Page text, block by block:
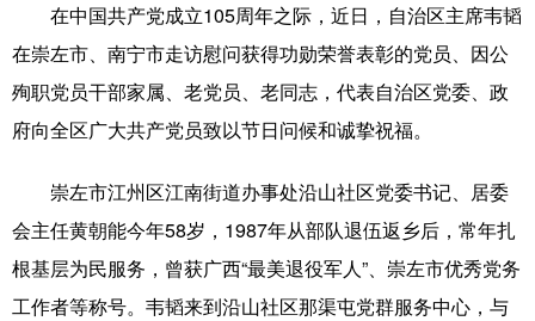
新华网导航
学习进行时 高层 时政 人事
国际 财经 网评
台湾 思客智库 全球连线 教育
科技 科普 体育 文化
健康 军事 访谈 视频
在中国共产党成立105周年之际，近日，自治区主席韦韬
在崇左市、南宁市走访慰问获得功勋荣誉表彰的党员、因公
殉职党员干部家属、老党员、老同志，代表自治区党委、政
府向全区广大共产党员致以节日问候和诚挚祝福。
崇左市江州区江南街道办事处沿山社区党委书记、居委
会主任黄朝能今年58岁，1987年从部队退伍返乡后，常年扎
根基层为民服务，曾获广西“最美退役军人”、崇左市优秀党务
工作者等称号。韦韬来到沿山社区那渠屯党群服务中心，与